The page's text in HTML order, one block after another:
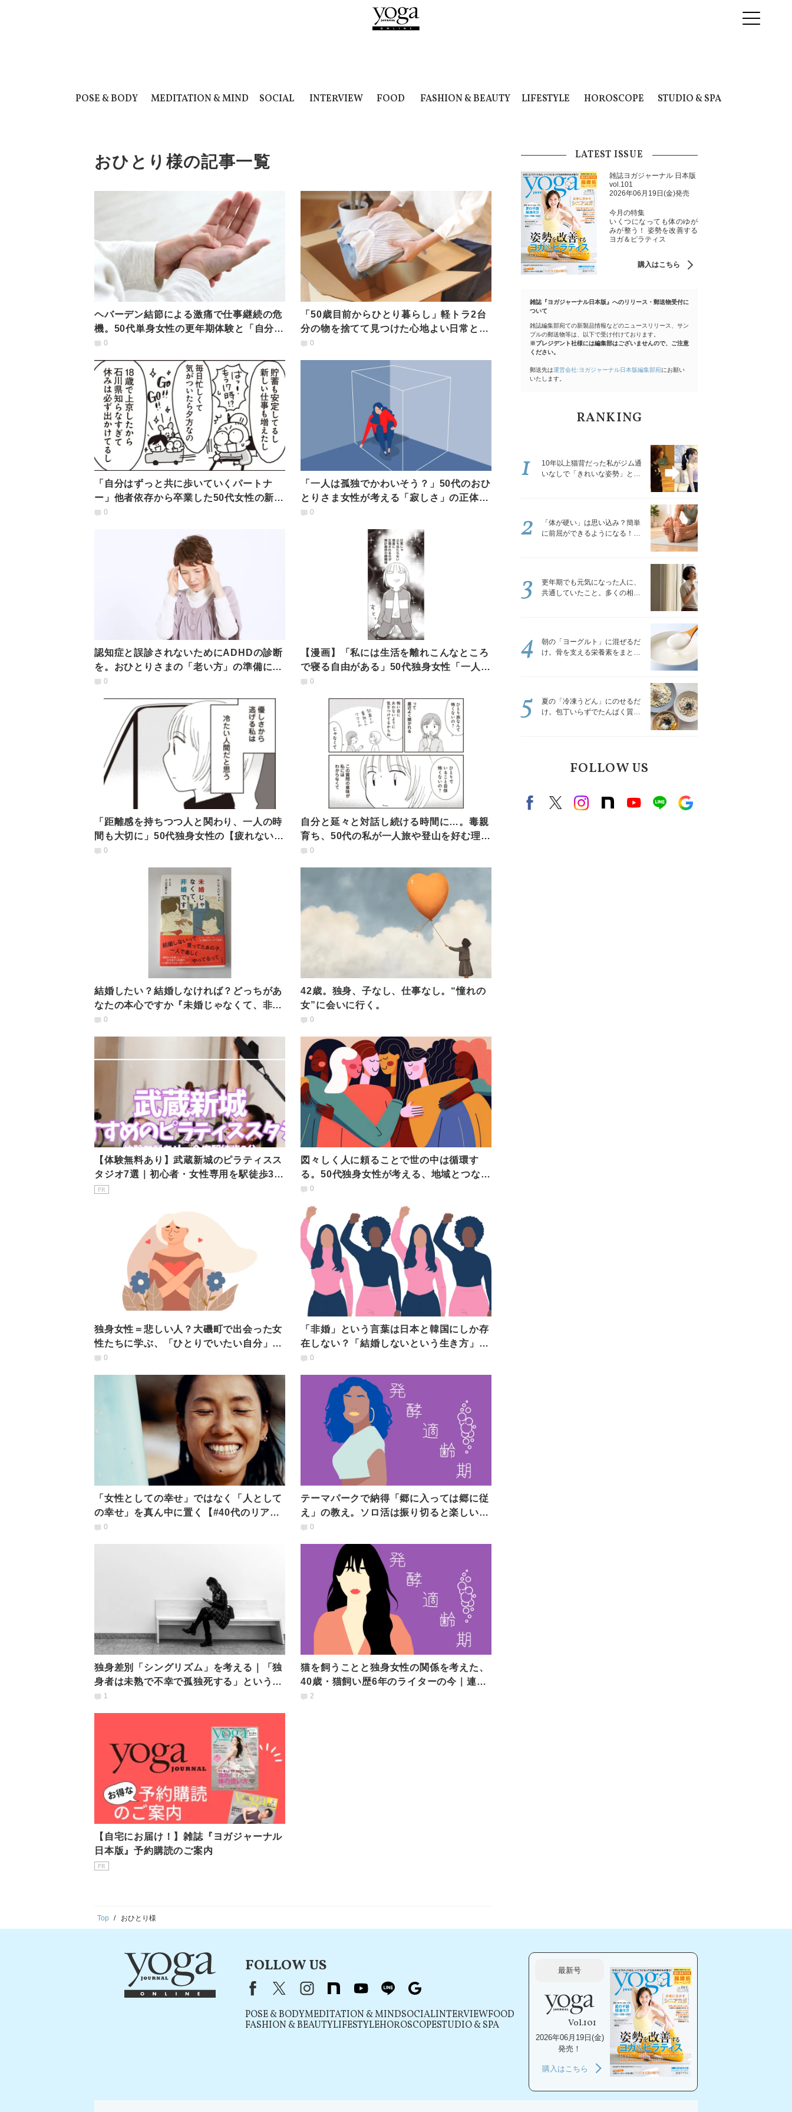
POSE & BODY MEDITATION & MIND SOCIAL INTERVIEW FOOD FASHION & BEAUTY LIFESTYLE HOROSCOPE STUDIO & SPA
おひとり様の記事一覧
ヘバーデン結節による激痛で仕事継続の危
機。50代単身女性の更年期体験と「自分ら
しい日常」のヒント
0
「50歳目前からひとり暮らし」軽トラ2台
分の物を捨てて見つけた心地よい日常と独
立の道のり｜経験談
0
「自分はずっと共に歩いていくパートナ
ー」他者依存から卒業した50代女性の新た
な生き方【経験談】
0
「一人は孤独でかわいそう？」50代のおひ
とりさま女性が考える「寂しさ」の正体
【経験談】
0
認知症と誤診されないためにADHDの診断
を。おひとりさまの「老い方」の準備につ
いて聞いた｜経験談
0
【漫画】「私には生活を離れこんなところ
で寝る自由がある」50代独身女性「一人
旅」の醍醐味
0
「距離感を持ちつつ人と関わり、一人の時
間も大切に」50代独身女性の【疲れない人
付き合いのルール】
0
自分と延々と対話し続ける時間に…。毒親
育ち、50代の私が一人旅や登山を好む理由
【経験談】
0
結婚したい？結婚しなければ？どっちがあ
なたの本心ですか『未婚じゃなくて、非婚
です』【レビュー】
0
42歳。独身、子なし、仕事なし。“憧れの
女”に会いに行く。
0
【体験無料あり】武蔵新城のピラティスス
タジオ7選｜初心者・女性専用を駅徒歩3分
で比較
PR
図々しく人に頼ることで世の中は循環す
る。50代独身女性が考える、地域とつなが
り孤立しない暮らし方
0
独身女性＝悲しい人？大磯町で出会った女
性たちに学ぶ、「ひとりでいたい自分」を
受け入れる生き方
0
「非婚」という言葉は日本と韓国にしか存
在しない？「結婚しないという生き方」を
選んだ女性たちの選択
0
「女性としての幸せ」ではなく「人として
の幸せ」を真ん中に置く【#40代のリア
ル】
0
テーマパークで納得「郷に入っては郷に従
え」の教え。ソロ活は振り切ると楽しい！
連載 #発酵適齢期
0
独身差別「シングリズム」を考える｜「独
身者は未熟で不幸で孤独死する」というス
テレオタイプについて
1
猫を飼うことと独身女性の関係を考えた、
40歳・猫飼い歴6年のライターの今｜連載
#発酵適齢期
2
【自宅にお届け！】雑誌『ヨガジャーナル
日本版』予約購読のご案内
PR
Top おひとり様
LATEST ISSUE
雑誌ヨガジャーナル 日本版
vol.101
2026年06月19日(金)発売
今月の特集
いくつになっても体のゆが
みが整う！ 姿勢を改善する
ヨガ＆ピラティス
購入はこちら
雑誌『ヨガジャーナル日本版』へのリリース・郵送物受付に
ついて
雑誌編集部宛ての新製品情報などのニュースリリース、サン
プルの郵送物等は、以下で受け付けております。
※プレジデント社様には編集部はございませんので、ご注意
ください。
郵送先は運営会社:ヨガジャーナル日本版編集部宛にお願い
いたします。
RANKING
10年以上猫背だった私がジム通
いなしで「きれいな姿勢」と褒
1
「体が硬い」は思い込み？簡単
に前屈ができるようになる！腿
2
更年期でも元気になった人に、
共通していたこと。多くの相談
3
朝の「ヨーグルト」に混ぜるだ
け。骨を支える栄養素をまとめ
4
夏の「冷凍うどん」にのせるだ
け。包丁いらずでたんぱく質を
5
FOLLOW US
FacebookX（旧twitter）
instagram
note Youtubeline
FOLLOW US
FacebookX（旧Twitter）
instagram
note youtube line
POSE & BODYMEDITATION & MINDSOCIALINTERVIEWFOOD
FASHION & BEAUTYLIFESTYLEHOROSCOPESTUDIO & SPA
最新号
Vol.101
2026年06月19日(金)
発売！
購入はこちら